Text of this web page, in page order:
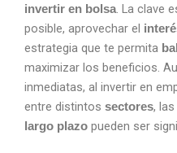
invertir en bolsa. La clave
posible, aprovechar el
estrategia que te permita
maximizar los beneficios.
inmediatas, al invertir en
entre distintos sectores,
largo plazo pueden ser